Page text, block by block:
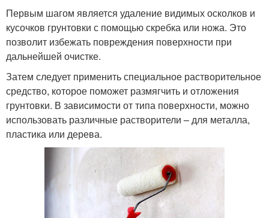
Первым шагом является удаление видимых осколков и
кусочков грунтовки с помощью скребка или ножа. Это
позволит избежать повреждения поверхности при
дальнейшей очистке.
Затем следует применить специальное растворительное
средство, которое поможет размягчить и отложения
грунтовки. В зависимости от типа поверхности, можно
использовать различные растворители – для металла,
пластика или дерева.